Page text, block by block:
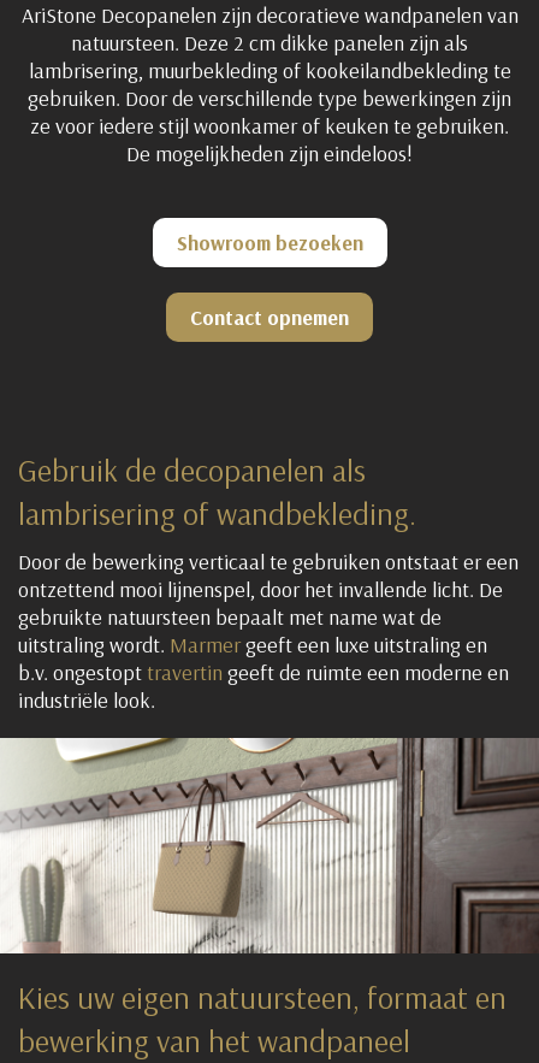
AriStone Decopanelen zijn decoratieve wandpanelen van
natuursteen. Deze 2 cm dikke panelen zijn als
lambrisering, muurbekleding of kookeilandbekleding te
gebruiken. Door de verschillende type bewerkingen zijn
ze voor iedere stijl woonkamer of keuken te gebruiken.
De mogelijkheden zijn eindeloos!
Showroom bezoeken
Contact opnemen
Gebruik de decopanelen als
lambrisering of wandbekleding.
Door de bewerking verticaal te gebruiken ontstaat er een
ontzettend mooi lijnenspel, door het invallende licht. De
gebruikte natuursteen bepaalt met name wat de
uitstraling wordt. Marmergeeft een luxe uitstraling en
b.v. ongestopt travertin geeft de ruimte een moderne en
industriële look.
Kies uw eigen natuursteen, formaat en
bewerking van het wandpaneel